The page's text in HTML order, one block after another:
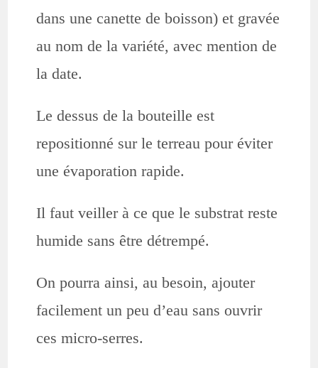
dans une canette de boisson) et gravée
au nom de la variété, avec mention de
la date.
Le dessus de la bouteille est
repositionné sur le terreau pour éviter
une évaporation rapide.
Il faut veiller à ce que le substrat reste
humide sans être détrempé.
On pourra ainsi, au besoin, ajouter
facilement un peu d’eau sans ouvrir
ces micro-serres.